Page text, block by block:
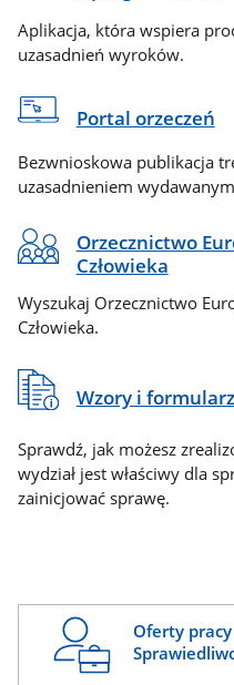
Aplikacja, która wspiera
uzasadnień wyroków.
Portal orzeczeń
Bezwnioskowa publikacja
uzasadnieniem
Orzecznictwo
Człowieka
Wyszukaj Orzecznictwo
Człowieka.
Wzory i
Sprawdź, jak możesz
wydział jest właściwy dla
zainicjować sprawę.
Oferty